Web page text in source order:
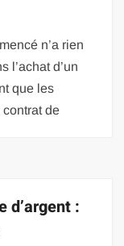
n’a rien
l’achat d’un
que les
de
d’argent :